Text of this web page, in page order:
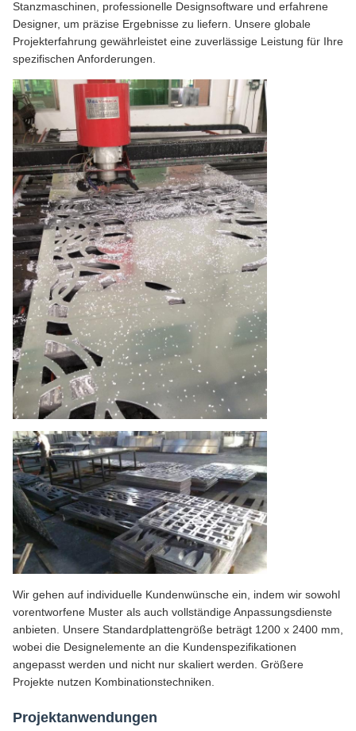
Stanzmaschinen, professionelle Designsoftware und erfahrene
Designer, um präzise Ergebnisse zu liefern. Unsere globale
Projekterfahrung gewährleistet eine zuverlässige Leistung für Ihre
spezifischen Anforderungen.
Wir gehen auf individuelle Kundenwünsche ein, indem wir sowohl
vorentworfene Muster als auch vollständige Anpassungsdienste
anbieten. Unsere Standardplattengröße beträgt 1200 x 2400 mm,
wobei die Designelemente an die Kundenspezifikationen
angepasst werden und nicht nur skaliert werden. Größere
Projekte nutzen Kombinationstechniken.
Projektanwendungen